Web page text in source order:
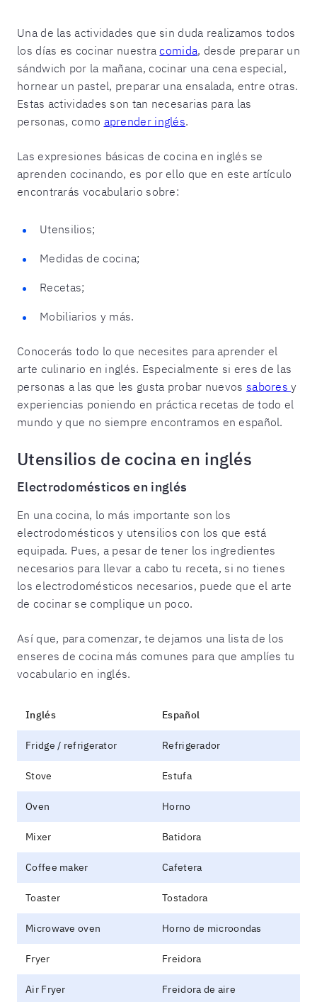
Una de las actividades que sin duda realizamos todos
los días es cocinar nuestracomida, desde preparar un
sándwich por la mañana, cocinar una cena especial,
hornear un pastel, preparar una ensalada, entre otras.
Estas actividades son tan necesarias para las
personas, como aprender inglés.
Las expresiones básicas de cocina en inglés se
aprenden cocinando, es por ello que en este artículo
encontrarás vocabulario sobre:
Utensilios;
Medidas de cocina;
Recetas;
Mobiliarios y más.
Conocerás todo lo que necesites para aprender el
arte culinario en inglés. Especialmente si eres de las
personas a las que les gusta probar nuevos saboresy
experiencias poniendo en práctica recetas de todo el
mundo y que no siempre encontramos en español.
Utensilios de cocina en inglés
Electrodomésticos en inglés
En una cocina, lo más importante son los
electrodomésticos y utensilios con los que está
equipada. Pues, a pesar de tener los ingredientes
necesarios para llevar a cabo tu receta, si no tienes
los electrodomésticos necesarios, puede que el arte
de cocinar se complique un poco.
Así que, para comenzar, te dejamos una lista de los
enseres de cocina más comunes para que amplíes tu
vocabulario en inglés.
Inglés Español
Fridge / refrigerator Refrigerador
Stove Estufa
Oven Horno
Mixer Batidora
Coffee maker Cafetera
Toaster Tostadora
Microwave oven Horno de microondas
Fryer Freidora
Air Fryer Freidora de aire